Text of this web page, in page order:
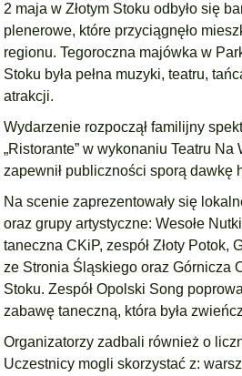
2 maja w Złotym Stoku odbyło się
plenerowe, które przyciągnęło
regionu. Tegoroczna majówka w
Stoku była pełna muzyki, teatru,
atrakcji.
Wydarzenie rozpoczął familijny
„Ristorante” w wykonaniu Teatru Na
zapewnił publiczności sporą dawkę
Na scenie zaprezentowały się
oraz grupy artystyczne: Wesołe
taneczna CKiP, zespół Złoty Potok,
ze Stronia Śląskiego oraz Górnicza
Stoku. Zespół Opolski Song
zabawę taneczną, która była
Organizatorzy zadbali również o
Uczestnicy mogli skorzystać z: